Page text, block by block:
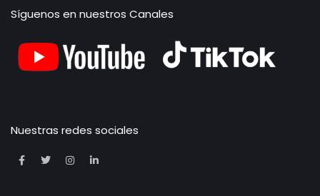
Síguenos en nuestros Canales
Nuestras redes sociales